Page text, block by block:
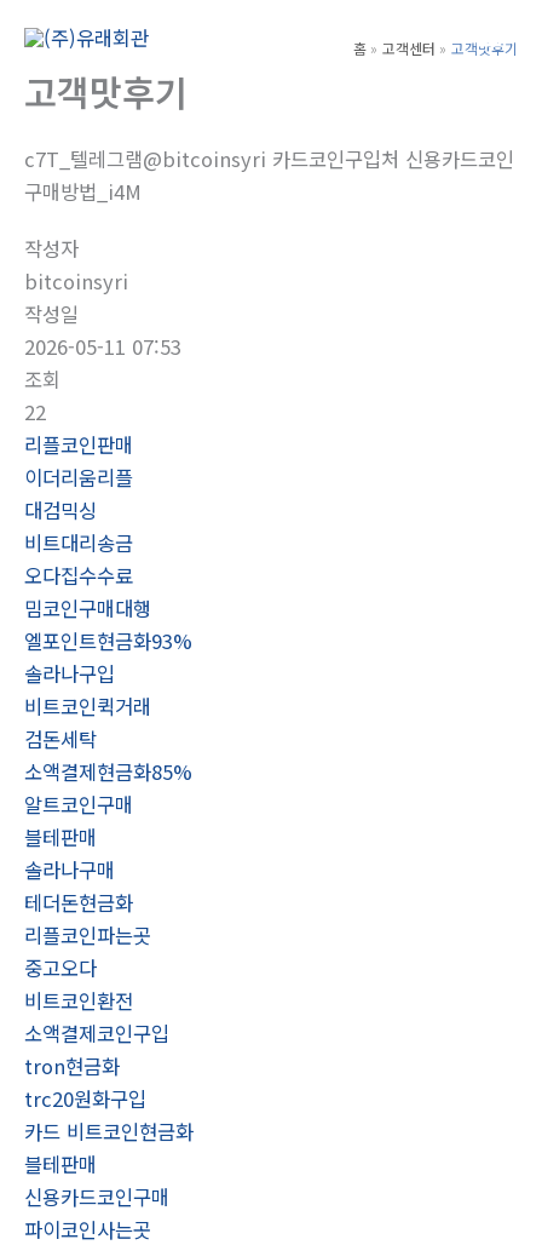
Main
홈 고객센터 고객맛후기
고객맛후기
c7T_텔레그램@bitcoinsyri 카드코인구입처 신용카드코인
구매방법_i4M
작성자
bitcoinsyri
작성일
2026-05-11 07:53
조회
22
리플코인판매
이더리움리플
대검믹싱
비트대리송금
오다집수수료
밈코인구매대행
엘포인트현금화93%
솔라나구입
비트코인퀵거래
검돈세탁
소액결제현금화85%
알트코인구매
블테판매
솔라나구매
테더돈현금화
리플코인파는곳
중고오다
비트코인환전
소액결제코인구입
tron현금화
trc20원화구입
카드 비트코인현금화
블테판매
신용카드코인구매
파이코인사는곳